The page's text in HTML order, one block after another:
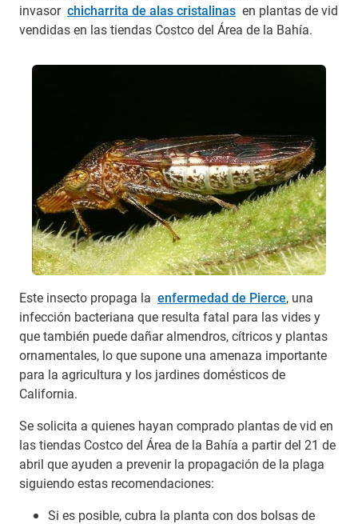
invasor chicharrita de alas cristalinas en plantas de vid
vendidas en las tiendas Costco del Área de la Bahía.
Este insecto propaga la enfermedad de Pierce, una
infección bacteriana que resulta fatal para las vides y
que también puede dañar almendros, cítricos y plantas
ornamentales, lo que supone una amenaza importante
para la agricultura y los jardines domésticos de
California.
Se solicita a quienes hayan comprado plantas de vid en
las tiendas Costco del Área de la Bahía a partir del 21 de
abril que ayuden a prevenir la propagación de la plaga
siguiendo estas recomendaciones:
Si es posible, cubra la planta con dos bolsas de